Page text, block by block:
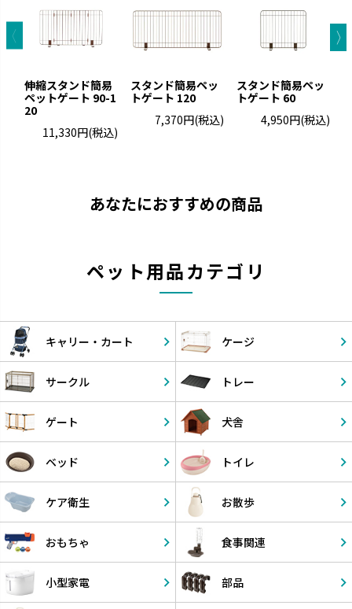
伸縮スタンド簡易
ペットゲート 90-1
20
11,330円(税込)
スタンド簡易ペッ
トゲート 120
7,370円(税込)
スタンド簡易ペッ
トゲート 60
4,950円(税込)
あなたにおすすめの商品
ペット用品カテゴリ
キャリー・ カート ケージ
サークル トレー
ゲート 犬舎
ベッド トイレ
ケア衛生 お散歩
おもちゃ 食事関連
小型家電 部品